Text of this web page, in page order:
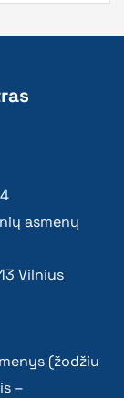
asmenų
Vilnius
(žodžiu
–